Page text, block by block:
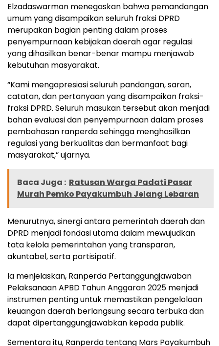
Elzadaswarman menegaskan bahwa pemandangan
umum yang disampaikan seluruh fraksi DPRD
merupakan bagian penting dalam proses
penyempurnaan kebijakan daerah agar regulasi
yang dihasilkan benar-benar mampu menjawab
kebutuhan masyarakat.
“Kami mengapresiasi seluruh pandangan, saran,
catatan, dan pertanyaan yang disampaikan fraksi-
fraksi DPRD. Seluruh masukan tersebut akan menjadi
bahan evaluasi dan penyempurnaan dalam proses
pembahasan ranperda sehingga menghasilkan
regulasi yang berkualitas dan bermanfaat bagi
masyarakat,” ujarnya.
Baca Juga : Ratusan Warga Padati Pasar
Murah Pemko Payakumbuh Jelang Lebaran
Menurutnya, sinergi antara pemerintah daerah dan
DPRD menjadi fondasi utama dalam mewujudkan
tata kelola pemerintahan yang transparan,
akuntabel, serta partisipatif.
Ia menjelaskan, Ranperda Pertanggungjawaban
Pelaksanaan APBD Tahun Anggaran 2025 menjadi
instrumen penting untuk memastikan pengelolaan
keuangan daerah berlangsung secara terbuka dan
dapat dipertanggungjawabkan kepada publik.
Sementara itu, Ranperda tentang Mars Payakumbuh